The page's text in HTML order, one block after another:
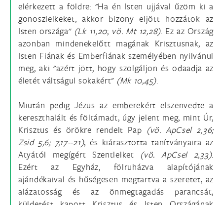
elérkezett a földre: "Ha én Isten ujjával űzöm ki a
gonoszlelkeket, akkor bizony eljött hozzátok az
Isten országa" (Lk 11,20; vö. Mt 12,28). Ez az Ország
azonban mindenekelőtt magának Krisztusnak, az
Isten Fiának és Emberfiának személyében nyilvánul
meg, aki "azért jött, hogy szolgáljon és odaadja az
életét váltságul sokakért" (Mk 10,45).
Miután pedig Jézus az emberekért elszenvedte a
kereszthalált és föltámadt, úgy jelent meg, mint Úr,
Krisztus és örökre rendelt Pap (vö. ApCsel 2,36;
Zsid 5,6; 7,17--21), és kiárasztotta tanítványaira az
Atyától megígért Szentlelket (vö. ApCsel 2,33).
Ezért az Egyház, fölruházva alapítójának
ajándékaival és hűségesen megtartva a szeretet, az
alázatosság és az önmegtagadás parancsát,